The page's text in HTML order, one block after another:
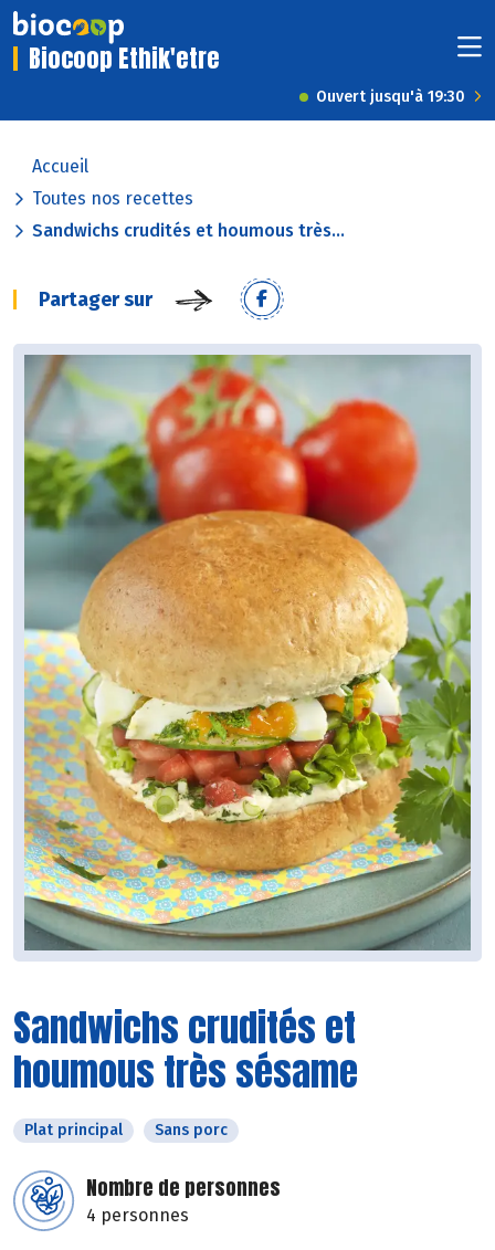
Biocoop Ethik'etre
Ouvert jusqu'à 19:30
Accueil
Toutes nos recettes
Sandwichs crudités et houmous très...
Partager sur
Sandwichs crudités et
houmous très sésame
Plat principal Sans porc
Nombre de personnes
4 personnes